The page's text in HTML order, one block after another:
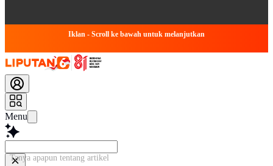
Iklan - Scroll ke bawah untuk melanjutkan
Menu
Tanya apapun tentang artikel ini...